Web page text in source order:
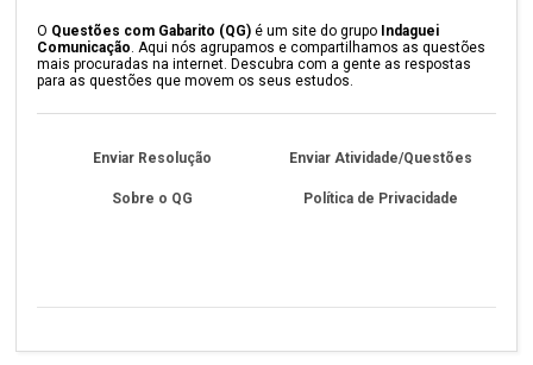
O Questões com Gabarito (QG) é um site do grupo Indaguei
Comunicação . Aqui nós agrupamos e compartilhamos as questões
mais procuradas na internet. Descubra com a gente as respostas
para as questões que movem os seus estudos.
Enviar Resolução Enviar Atividade/Questões
Sobre o QG Política de Privacidade